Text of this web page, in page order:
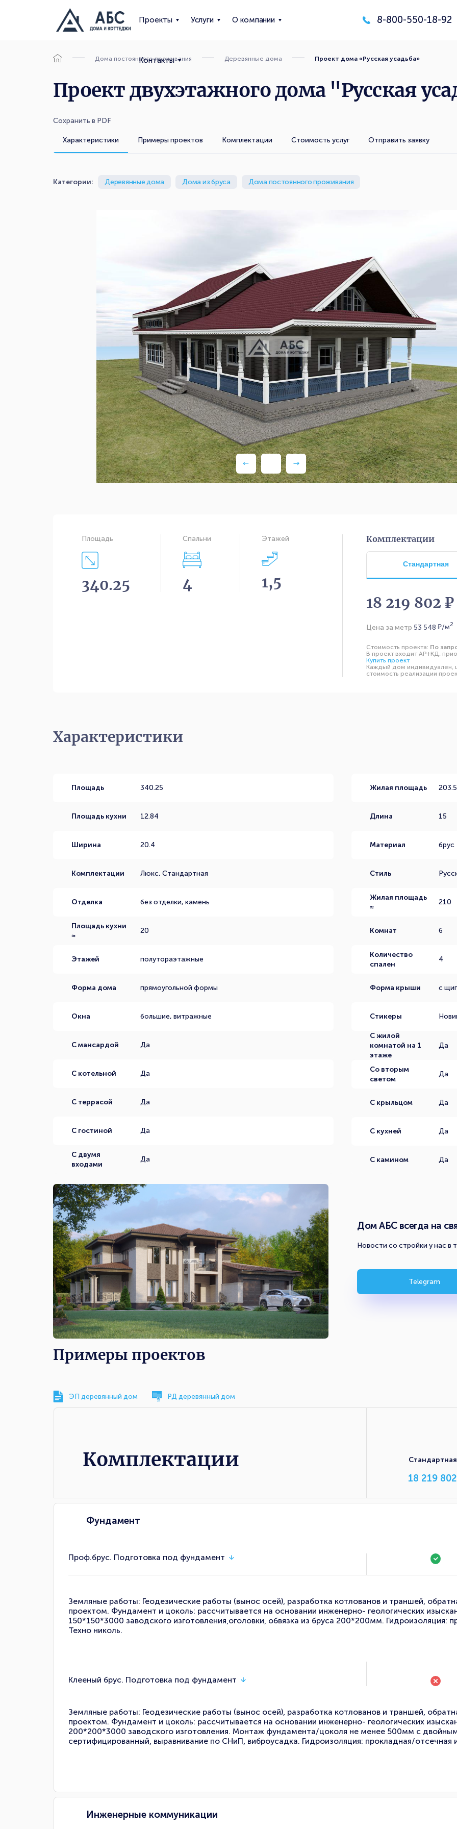
Проекты Услуги О компании
Контакты
8-800-550-18-92
Дома постоянного проживания Деревянные дома Проект дома «Русская усадьба»
Проект двухэтажного дома "Русская
Сохранить в PDF
Характеристики Примеры проектов Комплектации Стоимость услуг Отправить заявку
Категории: Деревянные дома Дома из бруса Дома постоянного проживания
Площадь
340.25
Спальни
4
Этажей
1,5
Комплектации
Стандартная
18 219 802 ₽
Цена за метр 53 548₽/м2
Стоимость проекта: По
В проект входит АР+КД,
Купить проект
Каждый дом индивидуален,
стоимость реализации
Характеристики
Площадь 340.25
Площадь кухни 12.84
Ширина 20.4
Комплектации Люкс, Стандартная
Отделка без отделки, камень
Площадь кухни
≈
20
Этажей полутораэтажные
Форма дома прямоугольной формы
Окна большие, витражные
С мансардой Да
С котельной Да
С террасой Да
С гостиной Да
С двумя
входами
Да
Жилая площадь
Длина 15
Материал брус
Стиль
Жилая площадь
≈
210
Комнат 6
Количество
спален
4
Форма крыши с
Стикеры
С жилой
комнатой на 1
этаже
Да
Со вторым
светом
Да
С крыльцом Да
С кухней Да
С камином Да
Дом АБС всегда на
Новости со стройки у нас в
Telegram
Примеры проектов
ЭП деревянный дом РД деревянный дом
Комплектации
Комплектации Стандартная
18 219 802
Фундамент
Проф.брус. Подготовка под фундамент
Земляные работы: Геодезические работы (вынос осей), разработка котлованов и траншей,
проектом. Фундамент и цоколь: рассчитывается на основании инженерно- геологических
150*150*3000 заводского изготовления,оголовки, обвязка из бруса 200*200мм. Гидроизоляция:
Техно николь.
Клееный брус. Подготовка под фундамент
Земляные работы: Геодезические работы (вынос осей), разработка котлованов и траншей,
проектом. Фундамент и цоколь: рассчитывается на основании инженерно- геологических
200*200*3000 заводского изготовления. Монтаж фундамента/цоколя не менее 500мм с
сертифицированный, выравнивание по СНиП, виброусадка. Гидроизоляция: прокладная/отсечная
Инженерные коммуникации